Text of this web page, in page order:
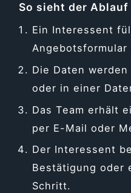
So sieht der Ablauf
Ein Interessent
Angebotsformular
Die Daten werden
oder in einer
Das Team erhält
per E-Mail oder
Der Interessent
Bestätigung oder
Schritt.